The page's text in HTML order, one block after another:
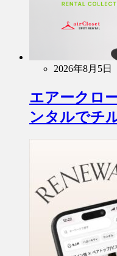
2026年8月5日
エアークロ
ンタルでチ